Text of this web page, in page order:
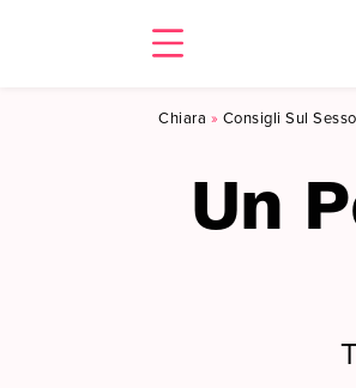
Chiara » Consigli Sul Sesso
Un